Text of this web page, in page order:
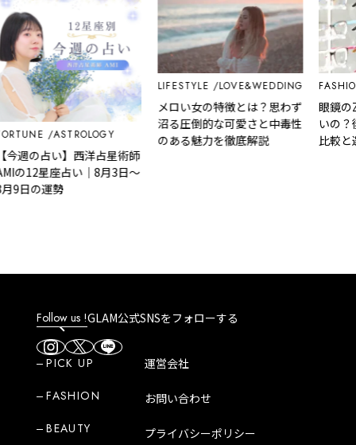
ASTROLOGY
週の占い】西洋占星術師
の12星座占い｜8月3日～
9日の運勢
LIFESTYLE LOVE&WEDDING
メロい女の特徴とは？思わず
沼る圧倒的な可愛さと中毒性
のある魅力を徹底解説
眼鏡の
いの？
比較と
Follow us !GLAM公式SNSをフォローする
PICK UP
FASHION
BEAUTY
運営会社
お問い合わせ
プライバシーポリシー